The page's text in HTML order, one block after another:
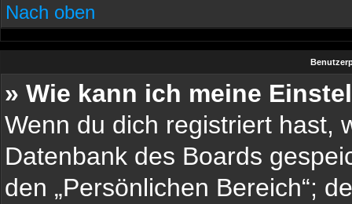
Nach oben
» Wie kann ich meine
Wenn du dich registriert hast,
Datenbank des Boards
den „Persönlichen Bereich“;